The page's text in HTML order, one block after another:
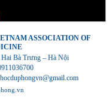
ASSOCIATION OF
Bà Trưng – Hà Nội